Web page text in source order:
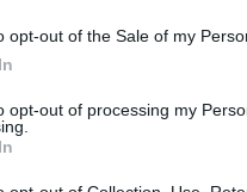
opt-out of the Sale of my
opt-out of processing my